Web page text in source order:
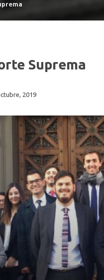
Suprema
2019